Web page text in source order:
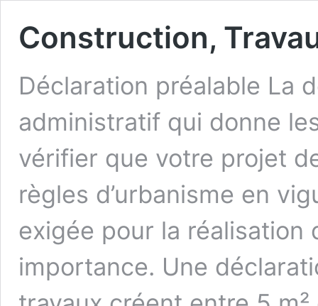
Construction,
Déclaration préalable La
administratif qui donne
vérifier que votre projet
règles d’urbanisme en
exigée pour la réalisation
importance. Une